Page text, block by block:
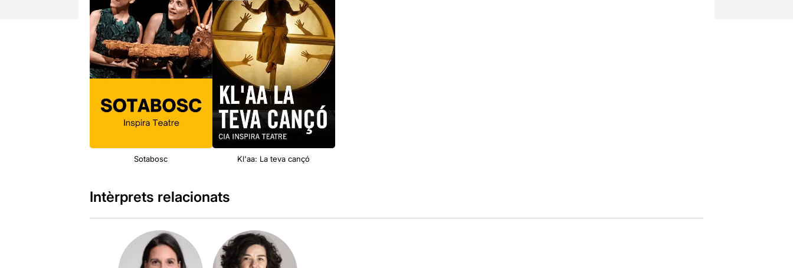
Sotabosc Kl'aa: La teva cançó
Intèrprets relacionats